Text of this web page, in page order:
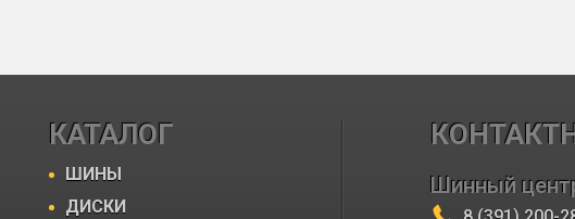
КАТАЛОГ
ШИНЫ
ДИСКИ
Шинный